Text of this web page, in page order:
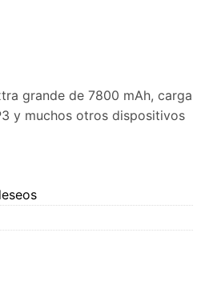
grande de 7800 mAh, carga
y muchos otros dispositivos